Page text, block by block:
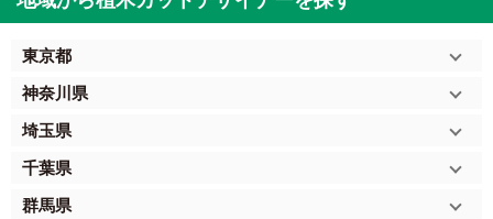
東京都
神奈川県
埼玉県
千葉県
群馬県